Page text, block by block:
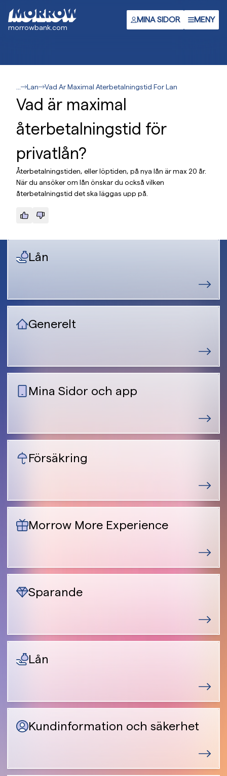
huvudinnehåll
morrowbank.com
MINA SIDOR MENY
Lan Vad Ar Maximal Aterbetalningstid For Lan
Vad är maximal
återbetalningstid för
privatlån?
Återbetalningstiden, eller löptiden, på nya lån är max 20 år.
När du ansöker om lån önskar du också vilken
återbetalningstid det ska läggas upp på.
Lån
Generelt
Mina Sidor och app
Försäkring
Morrow More Experience
Sparande
Lån
Kundinformation och säkerhet